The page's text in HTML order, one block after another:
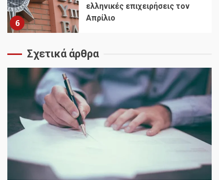
6
ελληνικές επιχειρήσεις τον
Απρίλιο
Σχετικά άρθρα